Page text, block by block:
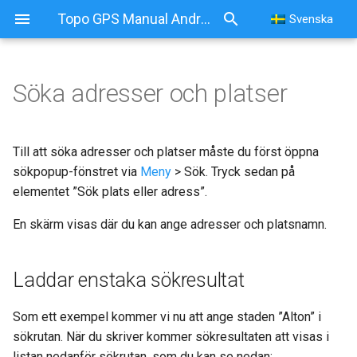
Topo GPS Manual Android Svenska
Laddar enstaka sökresultat
Ta bort sökresultat från
Söka med sökhistorik
Rensa sökhistorik
Söka adresser och platser
Till att söka adresser och platser måste du först öppna
sökpopup-fönstret via Meny > Sök. Tryck sedan på
elementet ”Sök plats eller adress”.
En skärm visas där du kan ange adresser och platsnamn.
Laddar enstaka sökresultat
Som ett exempel kommer vi nu att ange staden ”Alton” i
sökrutan. När du skriver kommer sökresultaten att visas i